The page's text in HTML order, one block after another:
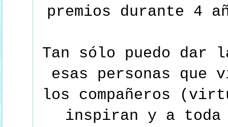
premios durante 4
Tan sólo puedo dar
esas personas
los compañeros
inspiran y a toda